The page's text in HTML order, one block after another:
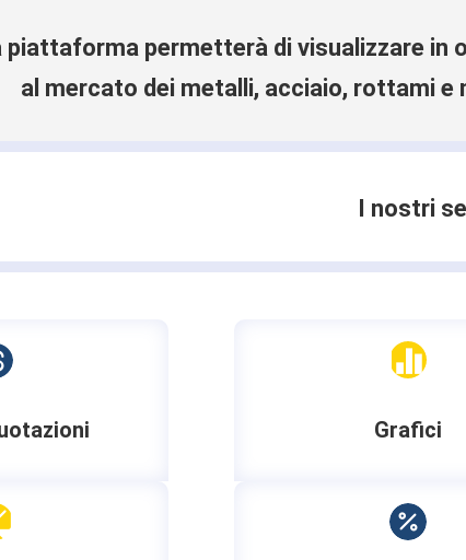
piattaforma permetterà di visualizzare in
al mercato dei metalli, acciaio, rottami
I nostri

Grafici
